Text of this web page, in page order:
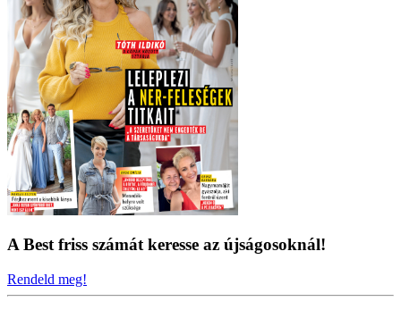
A Best friss számát keresse az újságosoknál!
Rendeld meg!